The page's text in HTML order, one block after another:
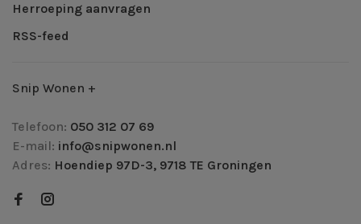
Herroeping aanvragen
RSS-feed
Snip Wonen +
Telefoon: 050 312 07 69
E-mail: info@snipwonen.nl
Adres: Hoendiep 97D-3, 9718 TE Groningen